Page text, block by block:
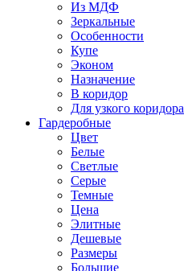
Из МДФ
Зеркальные
Особенности
Купе
Эконом
Назначение
В коридор
Для узкого коридора
Гардеробные
Цвет
Белые
Светлые
Серые
Темные
Цена
Элитные
Дешевые
Размеры
Большие